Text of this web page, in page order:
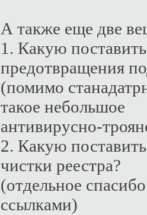
А также еще две
1. Какую
предотвращения
(помимо
такое небольшое
антивирусно-
2. Какую
чистки реестра?
(отдельное
ссылками)